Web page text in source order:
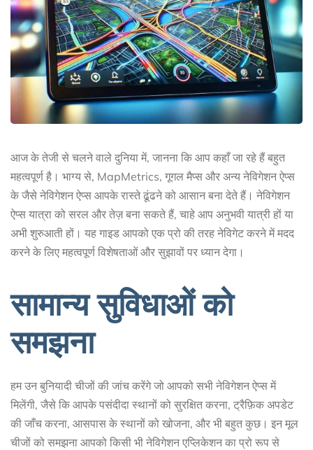
आज के तेजी से चलने वाले दुनिया में, जानना कि आप कहाँ जा रहे हैं बहुत
महत्वपूर्ण है। भाग्य से, MapMetrics, गूगल मैप्स और अन्य नेविगेशन ऐप्स
के जैसे नेविगेशन ऐप्स आपके रास्ते ढूंढने को आसान बना देते हैं। नेविगेशन
ऐप्स यात्रा को सरल और तेज़ बना सकते हैं, चाहे आप अनुभवी यात्री हों या
अभी शुरुआती हों। यह गाइड आपको एक प्रो की तरह नेविगेट करने में मदद
करने के लिए महत्वपूर्ण विशेषताओं और सुझावों पर ध्यान देगा।
सामान्य सुविधाओं को
समझना
हम उन बुनियादी चीजों की जांच करेंगे जो आपको सभी नेविगेशन ऐप्स में
मिलेंगी, जैसे कि आपके पसंदीदा स्थानों को सुरक्षित करना, ट्रैफ़िक अपडेट
की जाँच करना, आसपास के स्थानों को खोजना, और भी बहुत कुछ। इन मूल
चीजों को समझना आपको किसी भी नेविगेशन एप्लिकेशन का प्रो रूप से